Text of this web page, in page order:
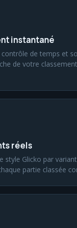
instantané
contrôle de temps et
de votre
réels
style Glicko par
partie classée